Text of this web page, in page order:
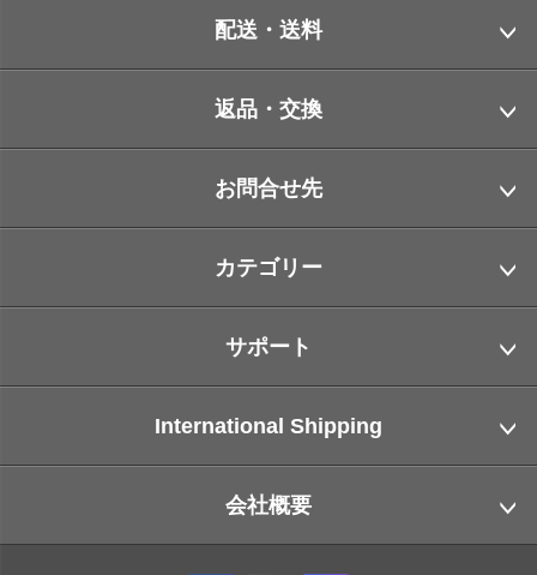
配送・送料
返品・交換
お問合せ先
カテゴリー
サポート
International Shipping
会社概要